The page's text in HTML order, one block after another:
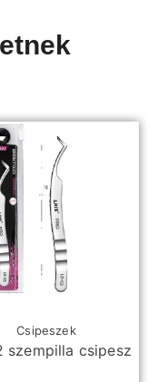
Csipeszek
szempilla csipesz